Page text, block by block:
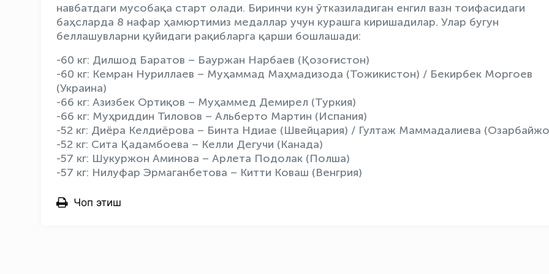
навбатдаги мусобақа старт олади. Биринчи кун ўтказиладиган енгил вазн тоифасидаги
баҳсларда 8 нафар ҳамюртимиз медаллар учун курашга киришадилар. Улар бугун
беллашувларни қуйидаги рақибларга қарши бошлашади:
-60 кг: Дилшод Баратов – Бауржан Нарбаев (Қозоғистон)
-60 кг: Кемран Нуриллаев – Муҳаммад Маҳмадизода (Тожикистон) / Бекирбек Моргоев
(Украина)
-66 кг: Азизбек Ортиқов – Муҳаммед Демирел (Туркия)
-66 кг: Муҳриддин Тиловов – Альберто Мартин (Испания)
-52 кг: Диёра Келдиёрова – Бинта Ндиае (Швейцария) / Гултаж Маммадалиева
-52 кг: Сита Қадамбоева – Келли Дегучи (Канада)
-57 кг: Шукуржон Аминова – Арлета Подолак (Полша)
-57 кг: Нилуфар Эрмаганбетова – Китти Коваш (Венгрия)
Чоп этиш